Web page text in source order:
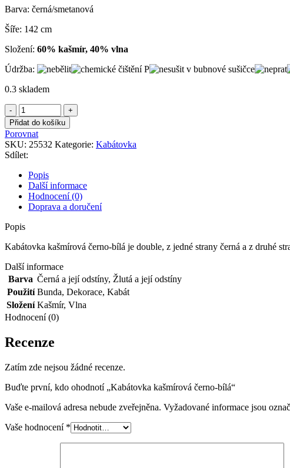
Barva: černá/smetanová
Šíře: 142 cm
Složení: 60% kašmír, 40% vlna
Údržba:
0.3 skladem
Kabátovka
kašmírová
černo-
bílá
množství
Přidat do košíku
Porovnat
SKU: 25532 Kategorie: Kabátovka
Sdílet:
Popis
Další informace
Hodnocení (0)
Doprava a doručení
Popis
Kabátovka kašmírová černo-bílá je double, z jedné strany černá a z druhé
Další informace
Barva Černá a její odstíny, Žlutá a její odstíny
Použití Bunda, Dekorace, Kabát
Složení Kašmír, Vlna
Hodnocení (0)
Recenze
Zatím zde nejsou žádné recenze.
Buďte první, kdo ohodnotí „Kabátovka kašmírová černo-bílá“
Vaše e-mailová adresa nebude zveřejněna. Vyžadované informace jsou
Vaše hodnocení *